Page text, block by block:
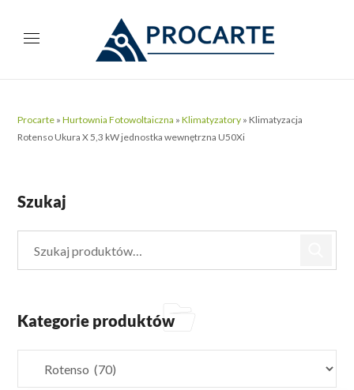
Procarte »Hurtownia Fotowoltaiczna »Klimatyzatory » Klimatyzacja
Rotenso Ukura X 5,3 kW jednostka wewnętrzna U50Xi
Szukaj
Kategorie produktów